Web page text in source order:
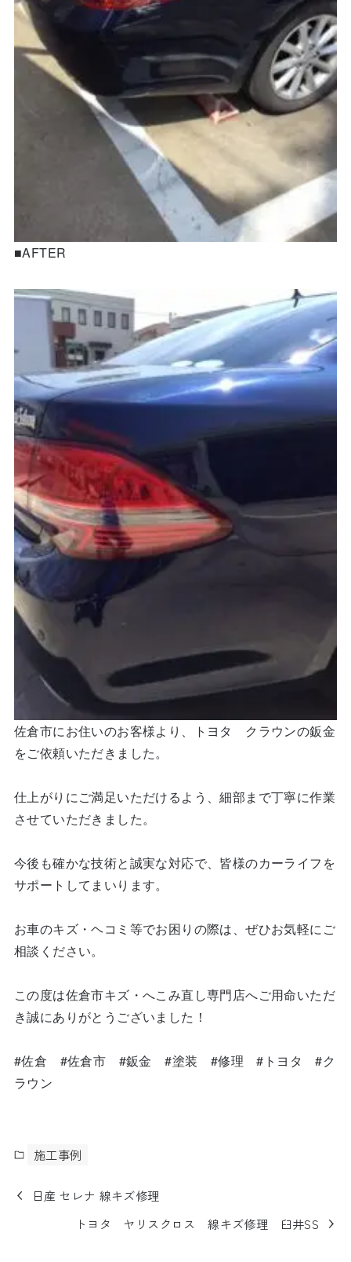
■AFTER
佐倉市にお住いのお客様より、トヨタ クラウンの鈑金
をご依頼いただきました。
仕上がりにご満足いただけるよう、細部まで丁寧に作業
させていただきました。
今後も確かな技術と誠実な対応で、皆様のカーライフを
サポートしてまいります。
お車のキズ・ヘコミ等でお困りの際は、ぜひお気軽にご
相談ください。
この度は佐倉市キズ・へこみ直し専門店へご用命いただ
き誠にありがとうございました！
#佐倉 #佐倉市 #鈑金 #塗装 #修理 #トヨタ #ク
ラウン
施工事例
日産 セレナ 線キズ修理
トヨタ ヤリスクロス 線キズ修理 臼井SS